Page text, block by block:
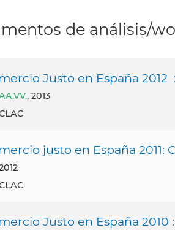
de análisis/
Justo en España
AA.VV., 2013
justo en España 2011:
2012
Justo en España